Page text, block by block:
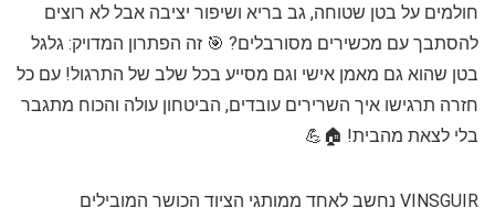
חולמים על בטן שטוחה, גב בריא ושיפור יציבה אבל לא רוצים
להסתבך עם מכשירים מסורבלים? 🎯 זה הפתרון המדויק: גלגל
בטן שהוא גם מאמן אישי וגם מסייע בכל שלב של התרגול! עם כל
חזרה תרגישו איך השרירים עובדים, הביטחון עולה והכוח מתגבר
בלי לצאת מהבית! 🏠💪
VINSGUIR נחשב לאחד ממותגי הציוד הכושר המובילים